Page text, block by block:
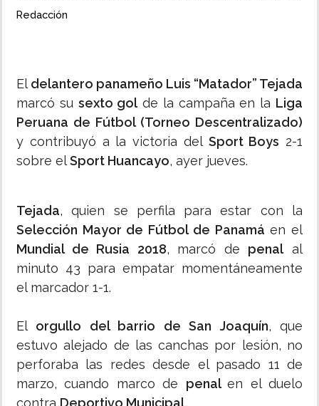
Redacción
El delantero panameño Luis “Matador” Tejada
marcó su sexto golde la campaña en la Liga
Peruana de Fútbol (Torneo Descentralizado)
y contribuyó a la victoria del Sport Boys 2-1
sobre elSport Huancayo, ayer jueves.
Tejada, quien se perfila para estar con la
Selección Mayor de Fútbol de Panamá en el
Mundial de Rusia 2018, marcó de penalal
minuto 43 para empatar momentáneamente
el marcador 1-1.
El orgullo del barrio de San Joaquín, que
estuvo alejado de las canchas por lesión, no
perforaba las redes desde el pasado 11 de
marzo, cuando marco de penalen el duelo
contra Deportivo Municipal.